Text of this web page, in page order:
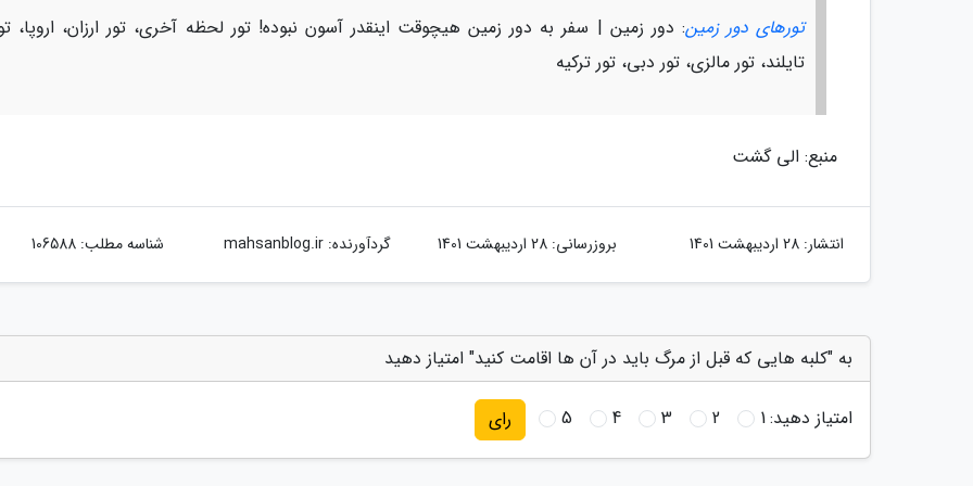
تورهای دور زمین: دور زمین | سفر به دور زمین هیچوقت اینقدر آسون نبوده! تور لحظه آخری، تور ارزان، اروپا،
تایلند، تور مالزی، تور دبی، تور ترکیه
منبع: الی گشت
انتشار: 28 اردیبهشت 1401 بروزرسانی: 28 اردیبهشت 1401 گردآورنده:mahsanblog.ir شناسه مطلب: 106588
به "کلبه هایی که قبل از مرگ باید در آن ها اقامت کنید" امتیاز دهید
امتیاز دهید:1
2
3
4
5 رای